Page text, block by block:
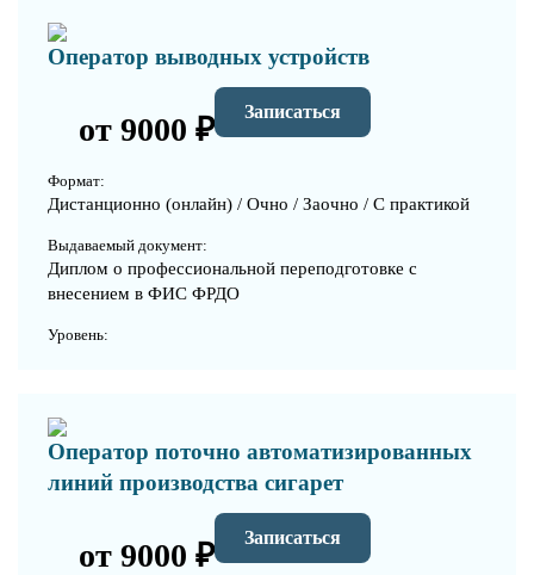
Оператор выводных устройств
от 9000 ₽ Записаться
Формат:
Дистанционно (онлайн) / Очно / Заочно / С практикой
Выдаваемый документ:
Диплом о профессиональной переподготовке с
внесением в ФИС ФРДО
Уровень:
Оператор поточно автоматизированных
линий производства сигарет
от 9000 ₽ Записаться